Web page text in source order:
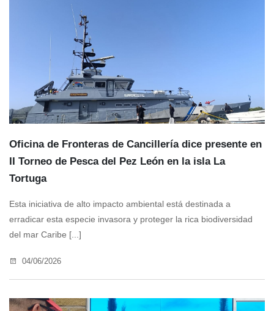
Oficina de Fronteras de Cancillería dice presente en
II Torneo de Pesca del Pez León en la isla La
Tortuga
Esta iniciativa de alto impacto ambiental está destinada a
erradicar esta especie invasora y proteger la rica biodiversidad
del mar Caribe [...]
04/06/2026